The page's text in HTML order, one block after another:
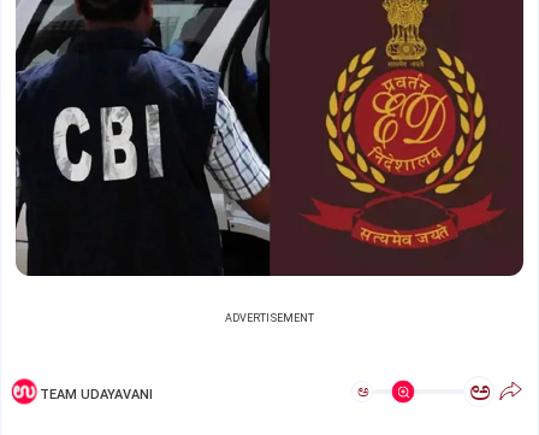
ADVERTISEMENT
TEAM UDAYAVANI ಅ ಅ